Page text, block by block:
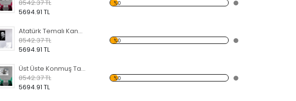
8542.37 TL
5694.91 TL
%0
Atatürk Temalı Kanvas Tablo
8542.37 TL
5694.91 TL
%0
Üst Üste Konmuş Taşlar Temalı Kanvas Tablo
8542.37 TL
5694.91 TL
%0